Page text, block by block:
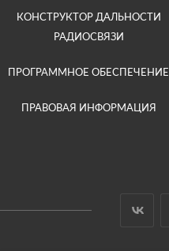
КОНСТРУКТОР ДАЛЬНОСТИ
РАДИОСВЯЗИ
ПРОГРАММНОЕ ОБЕСПЕЧЕНИЕ
ПРАВОВАЯ ИНФОРМАЦИЯ